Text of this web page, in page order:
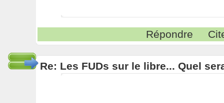
Répondre
Re: Les FUDs sur le libre... Quel